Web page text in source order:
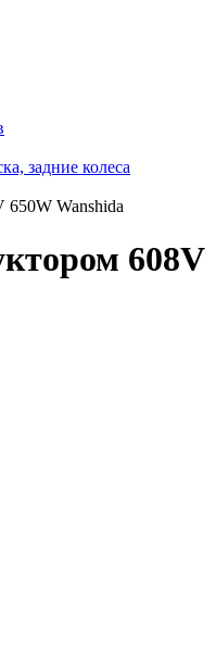
задние колеса
650W Wanshida
608V